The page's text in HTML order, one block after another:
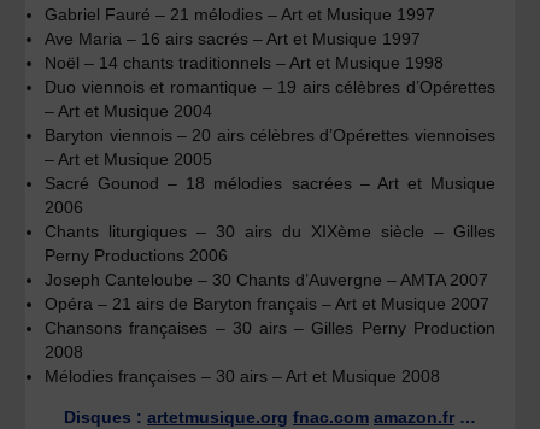
Gabriel Fauré – 21 mélodies – Art et Musique 1997
Ave Maria – 16 airs sacrés – Art et Musique 1997
Noël – 14 chants traditionnels – Art et Musique 1998
Duo viennois et romantique – 19 airs célèbres d’Opérettes
– Art et Musique 2004
Baryton viennois – 20 airs célèbres d’Opérettes viennoises
– Art et Musique 2005
Sacré Gounod – 18 mélodies sacrées – Art et Musique
2006
Chants liturgiques – 30 airs du XIXème siècle – Gilles
Perny Productions 2006
Joseph Canteloube – 30 Chants d’Auvergne – AMTA 2007
Opéra – 21 airs de Baryton français – Art et Musique 2007
Chansons françaises – 30 airs – Gilles Perny Production
2008
Mélodies françaises – 30 airs – Art et Musique 2008
Disques : artetmusique.org fnac.com amazon.fr …